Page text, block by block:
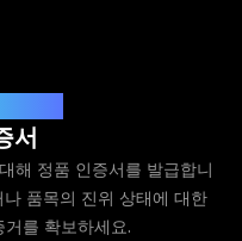
서
해 정품 인증서를 발급합니
품목의 진위 상태에 대한
를 확보하세요.